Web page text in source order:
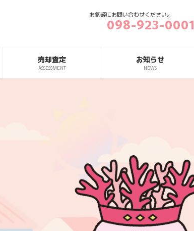
お気軽にお問い合わせください。
098-923-0001
売却査定
ASSESSMENT
お知らせ
NEWS